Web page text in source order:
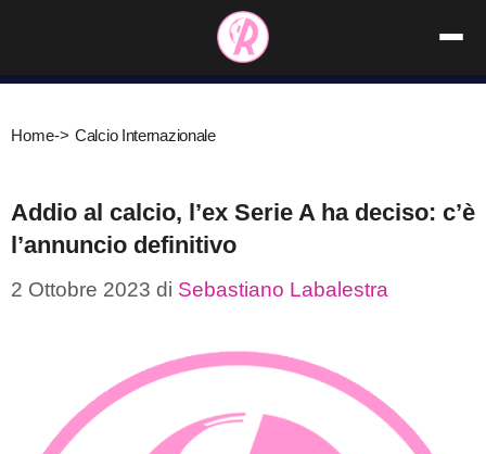
contenuto
Home-> Calcio Internazionale
Addio al calcio, l’ex Serie A ha deciso: c’è
l’annuncio definitivo
2 Ottobre 2023 di Sebastiano Labalestra